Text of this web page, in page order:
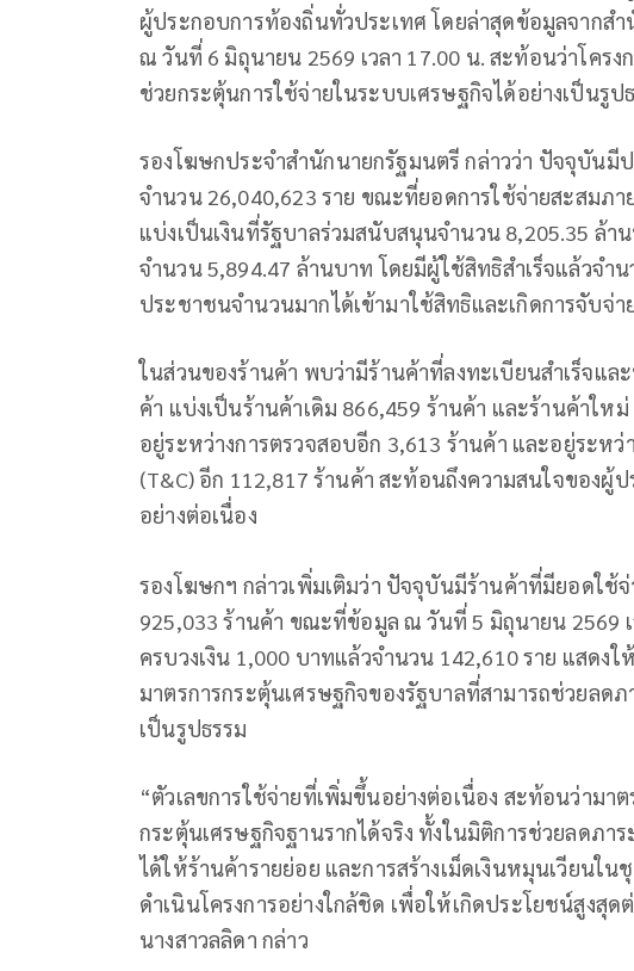
ผู้ประกอบการท้องถิ่นทั่วประเทศ โดยล่าสุดข้อมูลจากสำ
ณ วันที่ 6 มิถุนายน 2569 เวลา 17.00 น. สะท้อนว่าโคร
ช่วยกระตุ้นการใช้จ่ายในระบบเศรษฐกิจได้อย่างเป็นรูป
รองโฆษกประจำสำนักนายกรัฐมนตรี กล่าวว่า ปัจจุบันมี
จำนวน 26,040,623 ราย ขณะที่ยอดการใช้จ่ายสะสมภ
แบ่งเป็นเงินที่รัฐบาลร่วมสนับสนุนจำนวน 8,205.35 ล้า
จำนวน 5,894.47 ล้านบาท โดยมีผู้ใช้สิทธิสำเร็จแล้วจำ
ประชาชนจำนวนมากได้เข้ามาใช้สิทธิและเกิดการจับจ่
ในส่วนของร้านค้า พบว่ามีร้านค้าที่ลงทะเบียนสำเร็จแ
ค้า แบ่งเป็นร้านค้าเดิม 866,459 ร้านค้า และร้านค้าให
อยู่ระหว่างการตรวจสอบอีก 3,613 ร้านค้า และอยู่ระหว่
(T&C) อีก 112,817 ร้านค้า สะท้อนถึงความสนใจของผู้ป
อย่างต่อเนื่อง
รองโฆษกฯ กล่าวเพิ่มเติมว่า ปัจจุบันมีร้านค้าที่มียอดใช้
925,033 ร้านค้า ขณะที่ข้อมูล ณ วันที่ 5 มิถุนายน 2569
ครบวงเงิน 1,000 บาทแล้วจำนวน 142,610 ราย แสดง
มาตรการกระตุ้นเศรษฐกิจของรัฐบาลที่สามารถช่วยลด
เป็นรูปธรรม
“ตัวเลขการใช้จ่ายที่เพิ่มขึ้นอย่างต่อเนื่อง สะท้อนว่ามา
กระตุ้นเศรษฐกิจฐานรากได้จริง ทั้งในมิติการช่วยลดภา
ได้ให้ร้านค้ารายย่อย และการสร้างเม็ดเงินหมุนเวียนใ
ดำเนินโครงการอย่างใกล้ชิด เพื่อให้เกิดประโยชน์สูงสุ
นางสาวลลิดา กล่าว